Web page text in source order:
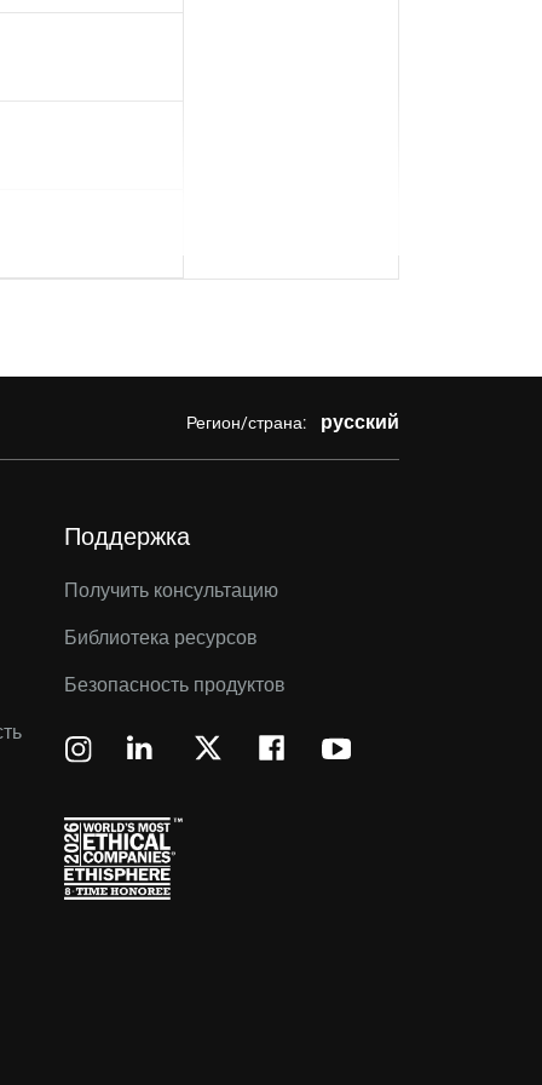
Регион/страна: русский
Поддержка
Получить консультацию
Библиотека ресурсов
Безопасность продуктов